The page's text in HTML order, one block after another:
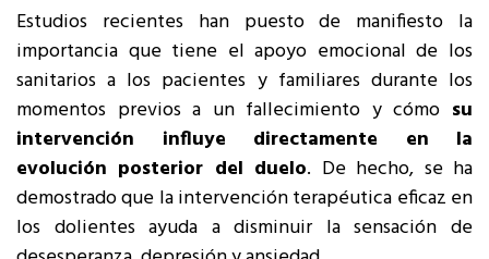
Estudios recientes han puesto de manifiesto la
importancia que tiene el apoyo emocional de los
sanitarios a los pacientes y familiares durante los
momentos previos a un fallecimiento y cómo su
intervención influye directamente en la
evolución posterior del duelo. De hecho, se ha
demostrado que la intervención terapéutica eficaz en
los dolientes ayuda a disminuir la sensación de